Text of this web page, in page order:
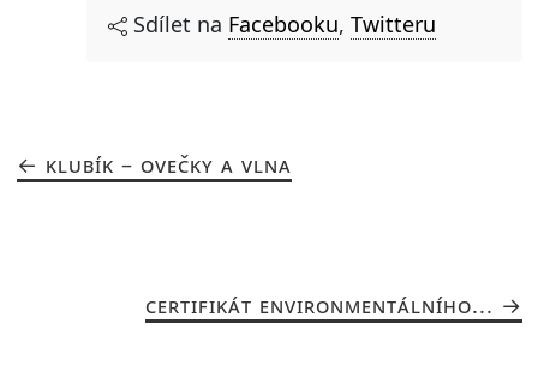
Sdílet na Facebooku, Twitteru
KLUBÍK – OVEČKY A VLNA
CERTIFIKÁT ENVIRONMENTÁLNÍHO...